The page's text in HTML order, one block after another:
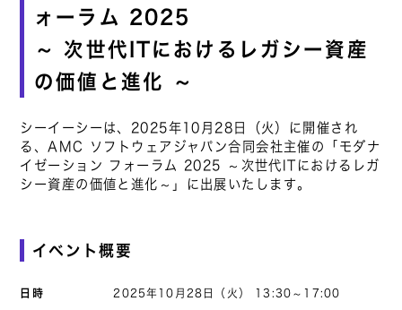
ォーラム 2025
～ 次世代ITにおけるレガシー資産
の価値と進化 ～
シーイーシーは、2025年10月28日（火）に開催され
る、AMC ソフトウェアジャパン合同会社主催の「モダナ
イゼーション フォーラム 2025 ～次世代ITにおけるレガ
シー資産の価値と進化～」に出展いたします。
イベント概要
日時 2025年10月28日（火） 13:30～17:00